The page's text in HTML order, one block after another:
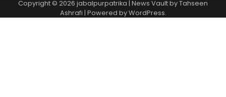
Copyright © 2026 jabalpurpatrika | News Vault byTahseen
Ashrafi | Powered byWordPress.